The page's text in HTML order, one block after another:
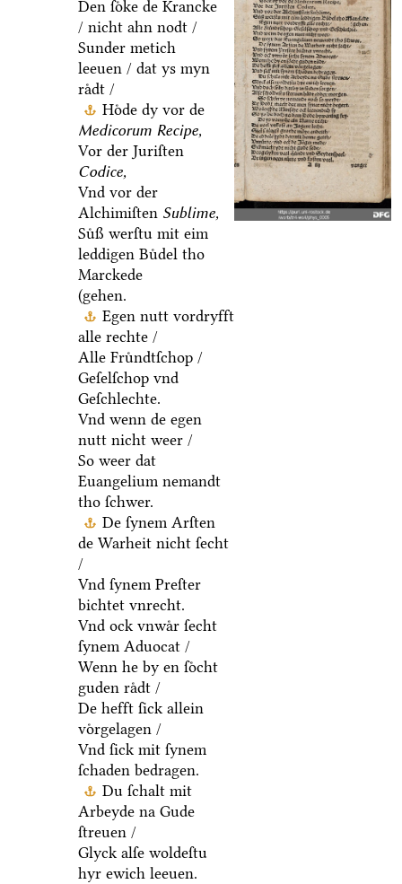
Den ſoͤke de Krancke
/ nicht ahn nodt /
Sunder metich
leeuen / dat ys myn
raͤdt /
Hoͤde dy vor de
Medicorum Recipe,
Vor der Juriſten
Codice,
Vnd vor der
Alchimiſten Sublime,
Suͤß werſtu mit eim
leddigen Buͤdel tho
Marckede
(gehen.
Egen nutt vordryfft
alle rechte /
Alle Fruͤndtſchop /
Geſelſchop vnd
Geſchlechte.
Vnd wenn de egen
nutt nicht weer /
So weer dat
Euangelium nemandt
tho ſchwer.
De ſynem Arſten
de Warheit nicht ſecht
/
Vnd ſynem Preſter
bichtet vnrecht.
Vnd ock vnwaͤr ſecht
ſynem Aduocat /
Wenn he by en ſoͤcht
guden raͤdt /
De hefft ſick allein
voͤrgelagen /
Vnd ſick mit ſynem
ſchaden bedragen.
Du ſchalt mit
Arbeyde na Gude
ſtreuen /
Glyck alſe woldeſtu
hyr ewich leeuen.